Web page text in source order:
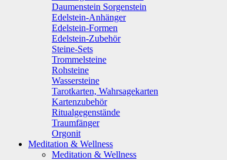
Daumenstein Sorgenstein
Edelstein-Anhänger
Edelstein-Formen
Edelstein-Zubehör
Steine-Sets
Trommelsteine
Rohsteine
Wassersteine
Tarotkarten, Wahrsagekarten
Kartenzubehör
Ritualgegenstände
Traumfänger
Orgonit
Meditation & Wellness
Meditation & Wellness